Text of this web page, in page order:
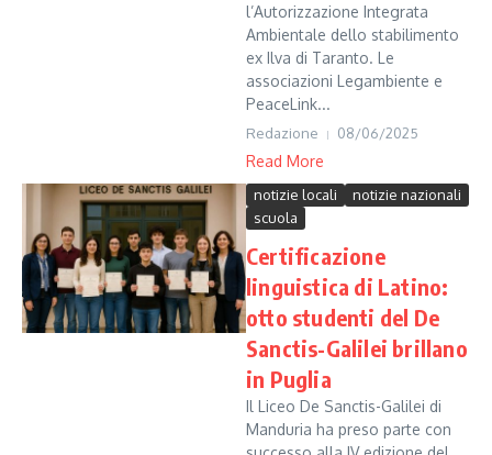
l’Autorizzazione Integrata
Ambientale dello stabilimento
ex Ilva di Taranto. Le
associazioni Legambiente e
PeaceLink...
Redazione 08/06/2025
Read More
notizie locali
notizie nazionali
scuola
Certificazione
linguistica di Latino:
otto studenti del De
Sanctis-Galilei brillano
in Puglia
Il Liceo De Sanctis-Galilei di
Manduria ha preso parte con